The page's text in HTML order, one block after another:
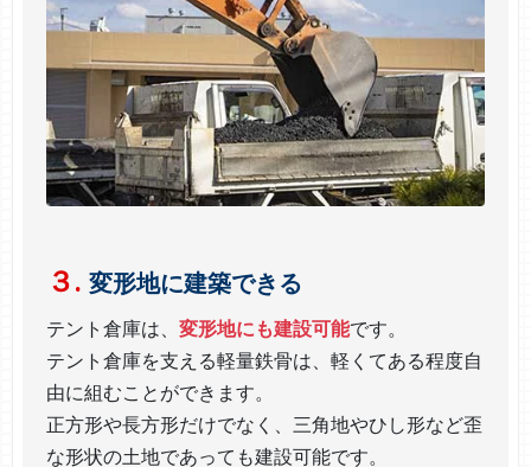
３. 変形地に建築できる
テント倉庫は、 変形地にも建設可能です。
テント倉庫を支える軽量鉄骨は、軽くてある程度自
由に組むことができます。
正方形や長方形だけでなく、三角地やひし形など歪
な形状の土地であっても建設可能です。